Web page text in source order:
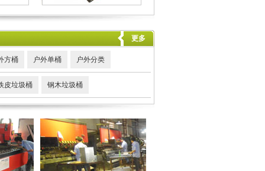
更多
方桶 户外单桶 户外分类
皮垃圾桶 钢木垃圾桶